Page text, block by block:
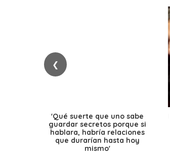
❮
'Qué suerte que uno sabe
guardar secretos porque si
hablara, habría relaciones
que durarían hasta hoy
mismo'